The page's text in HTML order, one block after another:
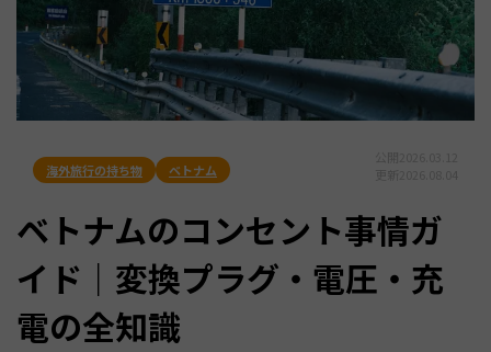
海外旅行の持ち物 ベトナム
ベトナムのコンセント事情ガ
イド｜変換プラグ・電圧・充
電の全知識